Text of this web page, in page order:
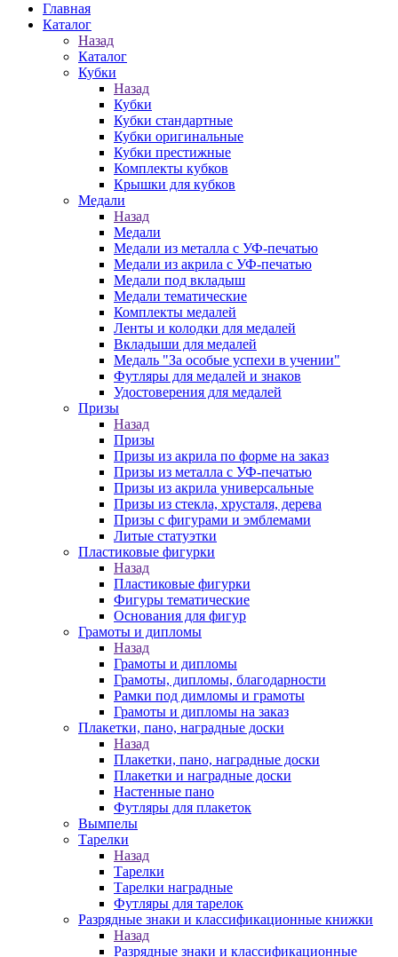
Главная
Каталог
Назад
Каталог
Кубки
Назад
Кубки
Кубки стандартные
Кубки оригинальные
Кубки престижные
Комплекты кубков
Крышки для кубков
Медали
Назад
Медали
Медали из металла с УФ-печатью
Медали из акрила с УФ-печатью
Медали под вкладыш
Медали тематические
Комплекты медалей
Ленты и колодки для медалей
Вкладыши для медалей
Медаль "За особые успехи в учении"
Футляры для медалей и знаков
Удостоверения для медалей
Призы
Назад
Призы
Призы из акрила по форме на заказ
Призы из металла с УФ-печатью
Призы из акрила универсальные
Призы из стекла, хрусталя, дерева
Призы с фигурами и эмблемами
Литые статуэтки
Пластиковые фигурки
Назад
Пластиковые фигурки
Фигуры тематические
Основания для фигур
Грамоты и дипломы
Назад
Грамоты и дипломы
Грамоты, дипломы, благодарности
Рамки под димломы и грамоты
Грамоты и дипломы на заказ
Плакетки, пано, наградные доски
Назад
Плакетки, пано, наградные доски
Плакетки и наградные доски
Настенные пано
Футляры для плакеток
Вымпелы
Тарелки
Назад
Тарелки
Тарелки наградные
Футляры для тарелок
Разрядные знаки и классификационные книжки
Назад
Разрядные знаки и классификационные